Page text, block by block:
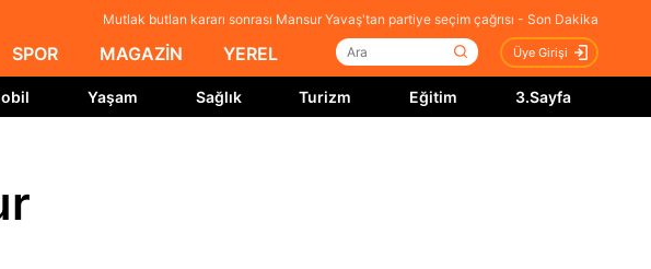
Mutlak butlan kararı sonrası Mansur Yavaş'tan partiye seçim çağrısı - Son Dakika
SPOR MAGAZİN YEREL Üye Girişi
Yaşam Sağlık Turizm Eğitim 3.Sayfa